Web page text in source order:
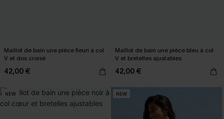
Maillot de bain une pièce fleuri à col
V et dos croisé
42,00 €
Maillot de bain une pièce bleu à col
V et bretelles ajustables
42,00 €
NEW NEW